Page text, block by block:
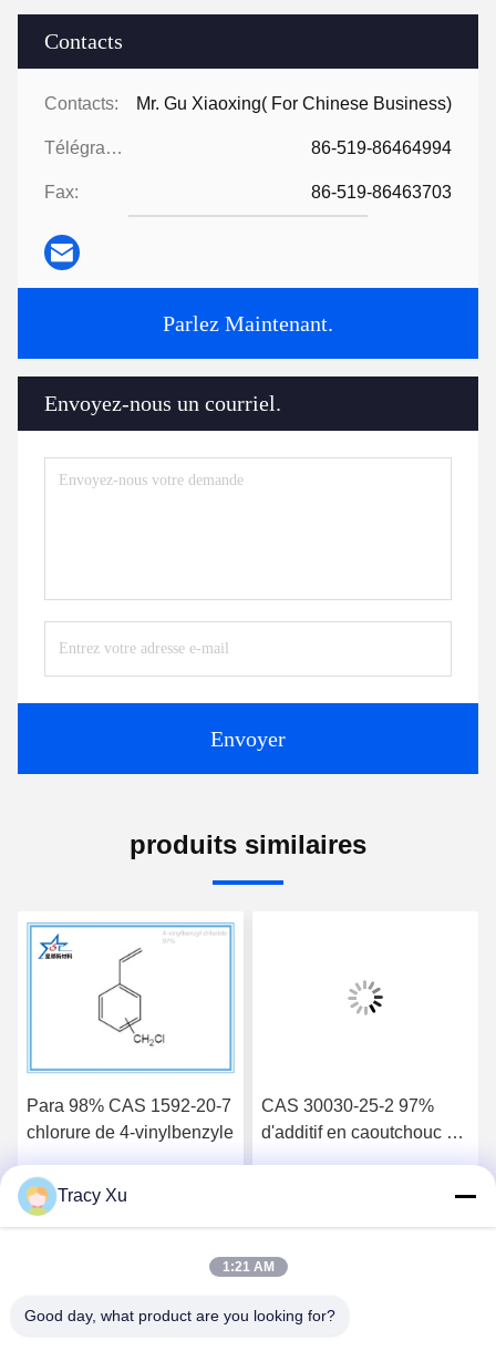
Contacts
Contacts: Mr. Gu Xiaoxing( For Chinese Business)
Télégramme: 86-519-86464994
Fax: 86-519-86463703
Parlez Maintenant.
Envoyez-nous un courriel.
Envoyer
produits similaires
Para 98% CAS 1592-20-7
chlorure de 4-vinylbenzyle
Parlez Maintenant.
CAS 30030-25-2 97%
d'additif en caoutchouc de
Tracy Xu
1:21 AM
Good day, what product are you looking for?